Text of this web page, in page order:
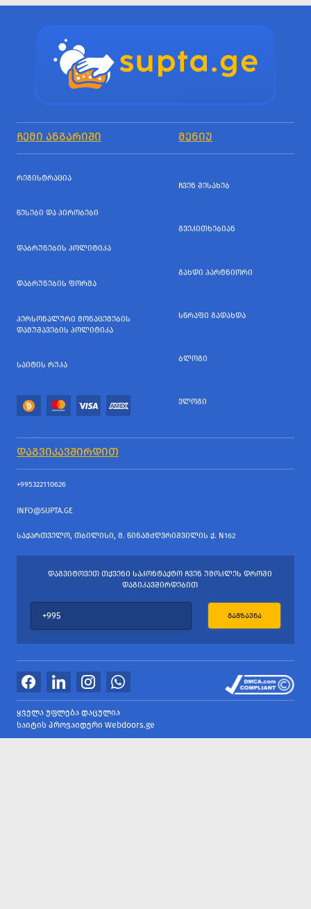
ᲩᲔᲛᲘ ᲐᲜᲒᲐᲠᲘᲨᲘ ᲛᲔᲜᲘᲣ
ᲠᲔᲒᲘᲡᲢᲠᲐᲪᲘᲐ
ᲬᲔᲡᲔᲑᲘ ᲓᲐ ᲞᲘᲠᲝᲑᲔᲑᲘ
ᲓᲐᲑᲠᲣᲜᲔᲑᲘᲡ ᲞᲝᲚᲘᲢᲘᲙᲐ
ᲓᲐᲑᲠᲣᲜᲔᲑᲘᲡ ᲤᲝᲠᲛᲐ
ᲞᲔᲠᲡᲝᲜᲐᲚᲣᲠᲘ ᲛᲝᲜᲐᲪᲔᲛᲔᲑᲘᲡ
ᲓᲐᲛᲣᲨᲐᲕᲔᲑᲘᲡ ᲞᲝᲚᲘᲢᲘᲙᲐ
ᲡᲐᲘᲢᲘᲡ ᲠᲣᲙᲐ
ᲩᲕᲔᲜ ᲨᲔᲡᲐᲮᲔᲑ
ᲒᲕᲔᲙᲘᲗᲮᲔᲑᲘᲐᲜ
ᲒᲐᲮᲓᲘ ᲞᲐᲠᲢᲜᲘᲝᲠᲘ
ᲡᲬᲠᲐᲤᲘ ᲒᲐᲓᲐᲮᲓᲐ
ᲑᲚᲝᲒᲘ
ᲕᲚᲝᲒᲘ
ᲓᲐᲒᲕᲘᲙᲐᲕᲨᲘᲠᲓᲘᲗ
+995322110626
INFO@SUPTA.GE
ᲡᲐᲥᲐᲠᲗᲕᲔᲚᲝ, ᲗᲑᲘᲚᲘᲡᲘ, Მ. ᲬᲘᲜᲐᲛᲫᲦᲕᲠᲘᲨᲕᲘᲚᲘᲡ Ქ. N162
ᲓᲐᲒᲕᲘᲢᲝᲕᲔᲗ ᲗᲥᲕᲔᲜᲘ ᲡᲐᲙᲝᲜᲢᲐᲥᲢᲝ ᲩᲕᲔᲜ ᲣᲛᲝᲙᲚᲔᲡ ᲓᲠᲝᲨᲘ
ᲓᲐᲒᲘᲙᲐᲕᲨᲘᲠᲓᲔᲑᲘᲗ
ᲒᲐᲒᲖᲐᲕᲜᲐ
ყველა უფლება დაცულია
საიტის პროვაიდერი Webdoors.ge